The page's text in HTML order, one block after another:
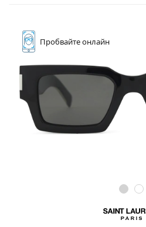
Пробвайтеонлайн